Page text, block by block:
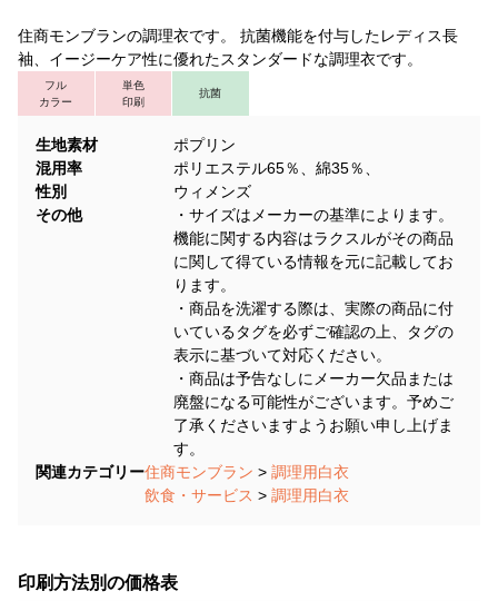
住商モンブランの調理衣です。 抗菌機能を付与したレディス長
袖、イージーケア性に優れたスタンダードな調理衣です。
フル
カラー
単色
印刷
抗菌
生地素材
ポプリン
混用率
ポリエステル65％、綿35％、
性別
ウィメンズ
その他
・サイズはメーカーの基準によります。
機能に関する内容はラクスルがその商品
に関して得ている情報を元に記載してお
ります。
・商品を洗濯する際は、実際の商品に付
いているタグを必ずご確認の上、タグの
表示に基づいて対応ください。
・商品は予告なしにメーカー欠品または
廃盤になる可能性がございます。予めご
了承くださいますようお願い申し上げま
す。
関連カテゴリー住商モンブラン > 調理用白衣
飲食・サービス > 調理用白衣
印刷方法別の価格表